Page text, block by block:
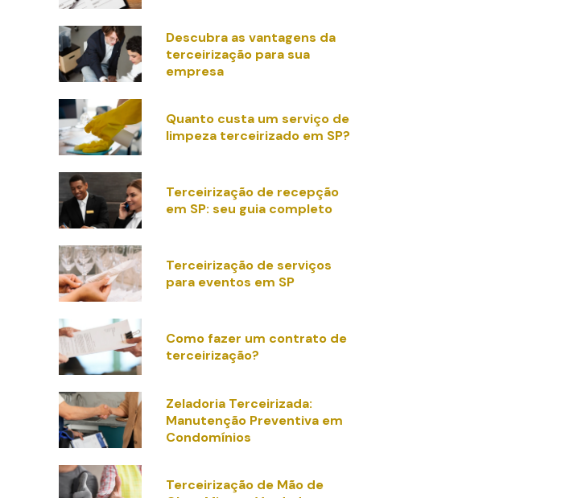
Descubra as vantagens da
terceirização para sua
empresa
Quanto custa um serviço de
limpeza terceirizado em SP?
Terceirização de recepção
em SP: seu guia completo
Terceirização de serviços
para eventos em SP
Como fazer um contrato de
terceirização?
Zeladoria Terceirizada:
Manutenção Preventiva em
Condomínios
Terceirização de Mão de